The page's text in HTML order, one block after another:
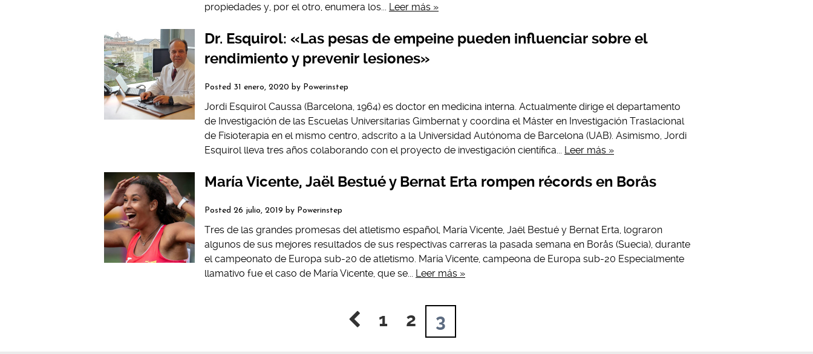
propiedades y, por el otro, enumera los... Leer más »
Dr. Esquirol: «Las pesas de empeine pueden influenciar sobre el
rendimiento y prevenir lesiones»
Posted 31 enero, 2020 by Powerinstep
Jordi Esquirol Caussa (Barcelona, 1964) es doctor en medicina interna. Actualmente dirige el departamento
de Investigación de las Escuelas Universitarias Gimbernat y coordina el Máster en Investigación Traslacional
de Fisioterapia en el mismo centro, adscrito a la Universidad Autónoma de Barcelona (UAB). Asimismo, Jordi
Esquirol lleva tres años colaborando con el proyecto de investigación científica... Leer más »
María Vicente, Jaël Bestué y Bernat Erta rompen récords en Borås
Posted 26 julio, 2019 by Powerinstep
Tres de las grandes promesas del atletismo español, María Vicente, Jaël Bestué y Bernat Erta, lograron
algunos de sus mejores resultados de sus respectivas carreras la pasada semana en Borås (Suecia), durante
el campeonato de Europa sub-20 de atletismo. María Vicente, campeona de Europa sub-20 Especialmente
llamativo fue el caso de María Vicente, que se... Leer más »
1 2 3